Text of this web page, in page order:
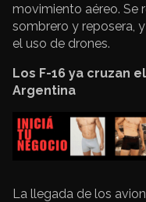
movimiento aéreo. Se
sombrero y reposera,
el uso de drones.
Los F-16 ya cruzan
Argentina
La llegada de los